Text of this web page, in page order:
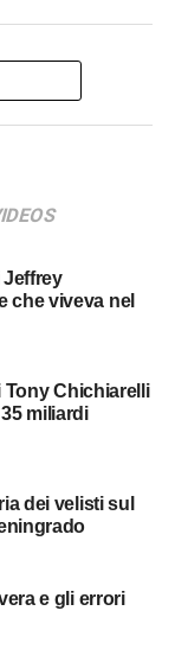
che viveva nel
miliardi